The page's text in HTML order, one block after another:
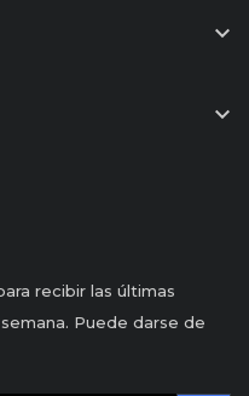


recibir las últimas
Puede darse de